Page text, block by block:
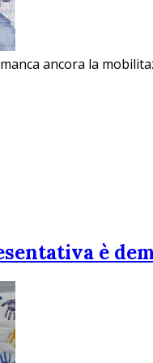
ancora la
è